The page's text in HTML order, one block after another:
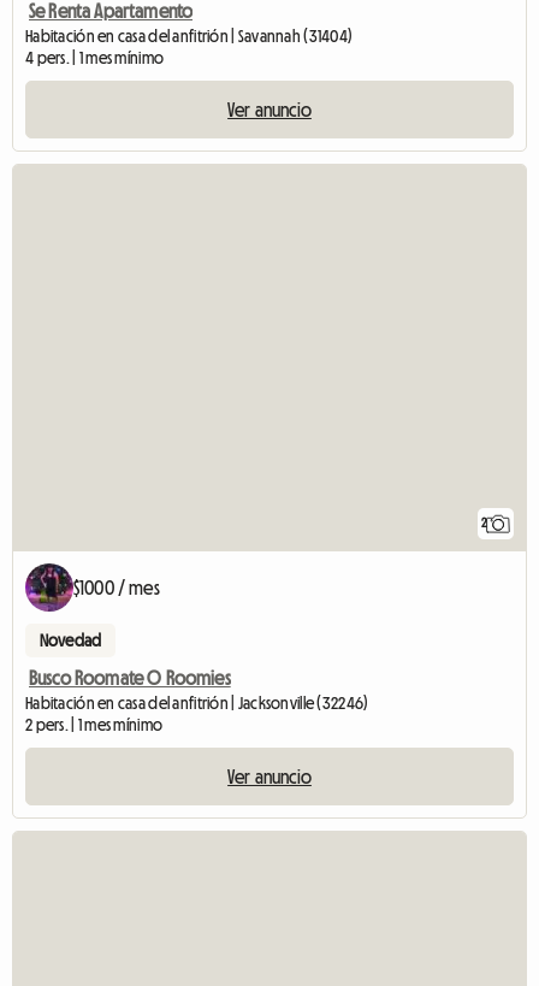
Se Renta Apartamento
Habitación en casa del anfitrión | Savannah (31404)
4 pers. | 1 mes mínimo
Ver anuncio
2
$1000 / mes
Novedad
Busco Roomate O Roomies
Habitación en casa del anfitrión | Jacksonville (32246)
2 pers. | 1 mes mínimo
Ver anuncio